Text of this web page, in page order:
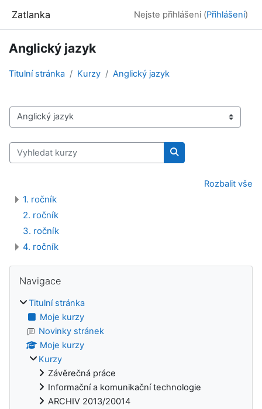
Zatlanka Nejste přihlášeni (Přihlášení)
Anglický jazyk
Titulní stránka Kurzy Anglický jazyk
Kategorie kurzů
Vyhledat kurzy
Vyhledat kurzy
Rozbalit vše
1. ročník
2. ročník
3. ročník
4. ročník
Bloky
Navigace
Titulní stránka
Moje kurzy
Novinky stránek
Moje kurzy
Kurzy
Závěrečná práce
Informační a komunikační technologie
ARCHIV 2013/20014